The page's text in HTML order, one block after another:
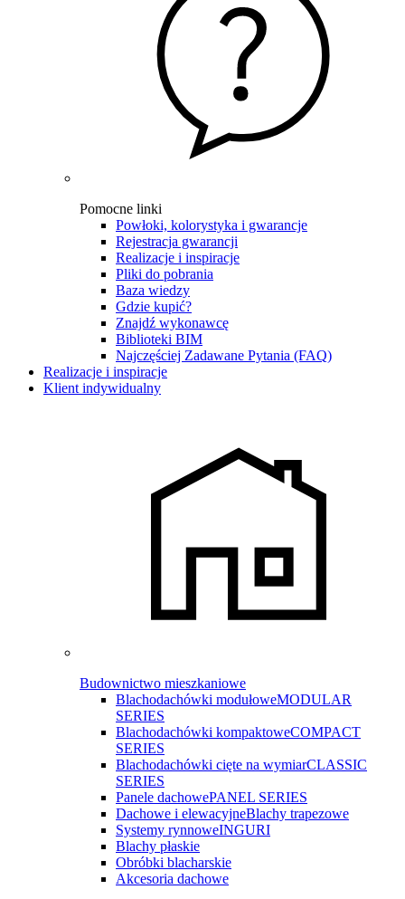
Pomocne linki
Powłoki, kolorystyka i gwarancje
Rejestracja gwarancji
Realizacje i inspiracje
Pliki do pobrania
Baza wiedzy
Gdzie kupić?
Znajdź wykonawcę
Biblioteki BIM
Najczęściej Zadawane Pytania (FAQ)
Realizacje i inspiracje
Klient indywidualny
Budownictwo mieszkaniowe
Blachodachówki modułoweMODULAR
SERIES
Blachodachówki kompaktoweCOMPACT
SERIES
Blachodachówki cięte na wymiarCLASSIC
SERIES
Panele dachowePANEL SERIES
Dachowe i elewacyjneBlachy trapezowe
Systemy rynnoweINGURI
Blachy płaskie
Obróbki blacharskie
Akcesoria dachowe